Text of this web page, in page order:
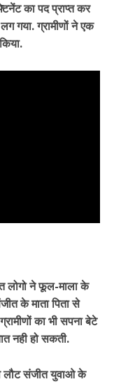
का पद प्राप्त कर
गया. ग्रामीणों ने एक
लोगो ने फूल-माला के
के माता पिता से
का भी सपना बेटे
नही हो सकती.
लौट संजीत युवाओ के